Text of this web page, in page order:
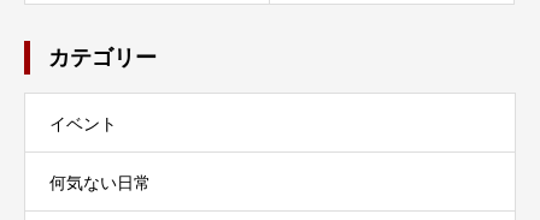
カテゴリー
イベント
何気ない日常